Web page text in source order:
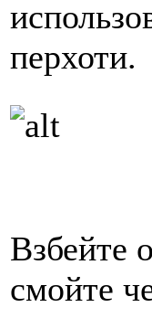
перхоти.
Взбейте
смойте